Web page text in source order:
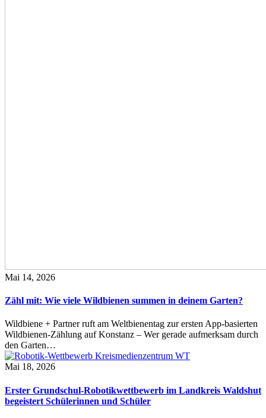
Mai 14, 2026
Zähl mit: Wie viele Wildbienen summen in deinem Garten?
Wildbiene + Partner ruft am Weltbienentag zur ersten App-basierten
Wildbienen-Zählung auf Konstanz – Wer gerade aufmerksam durch
den Garten…
Mai 18, 2026
Erster Grundschul-Robotikwettbewerb im Landkreis Waldshut
begeistert Schülerinnen und Schüler